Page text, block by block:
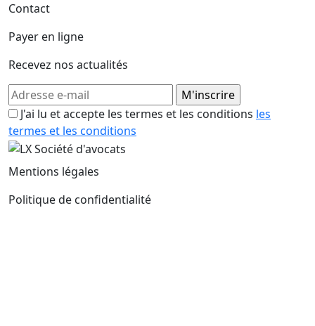
Contact
Payer en ligne
Recevez nos actualités
J'ai lu et accepte les termes et les conditions les
termes et les conditions
Mentions légales
Politique de confidentialité